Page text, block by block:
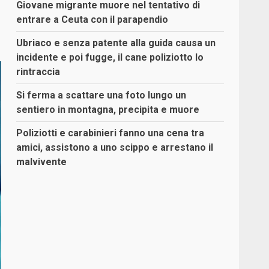
Giovane migrante muore nel tentativo di
entrare a Ceuta con il parapendio
Ubriaco e senza patente alla guida causa un
incidente e poi fugge, il cane poliziotto lo
rintraccia
Si ferma a scattare una foto lungo un
sentiero in montagna, precipita e muore
Poliziotti e carabinieri fanno una cena tra
amici, assistono a uno scippo e arrestano il
malvivente